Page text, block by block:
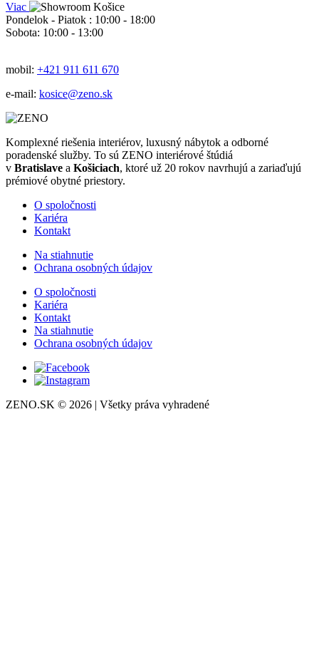
Viac
Pondelok - Piatok : 10:00 - 18:00
Sobota: 10:00 - 13:00
mobil: +421 911 611 670
e-mail: kosice@zeno.sk
Komplexné riešenia interiérov, luxusný nábytok a odborné
poradenské služby. To sú ZENO interiérové štúdiá
v Bratislave a Košiciach, ktoré už 20 rokov navrhujú a zariaďujú
prémiové obytné priestory.
O spoločnosti
Kariéra
Kontakt
Na stiahnutie
Ochrana osobných údajov
O spoločnosti
Kariéra
Kontakt
Na stiahnutie
Ochrana osobných údajov
ZENO.SK © 2026 | Všetky práva vyhradené